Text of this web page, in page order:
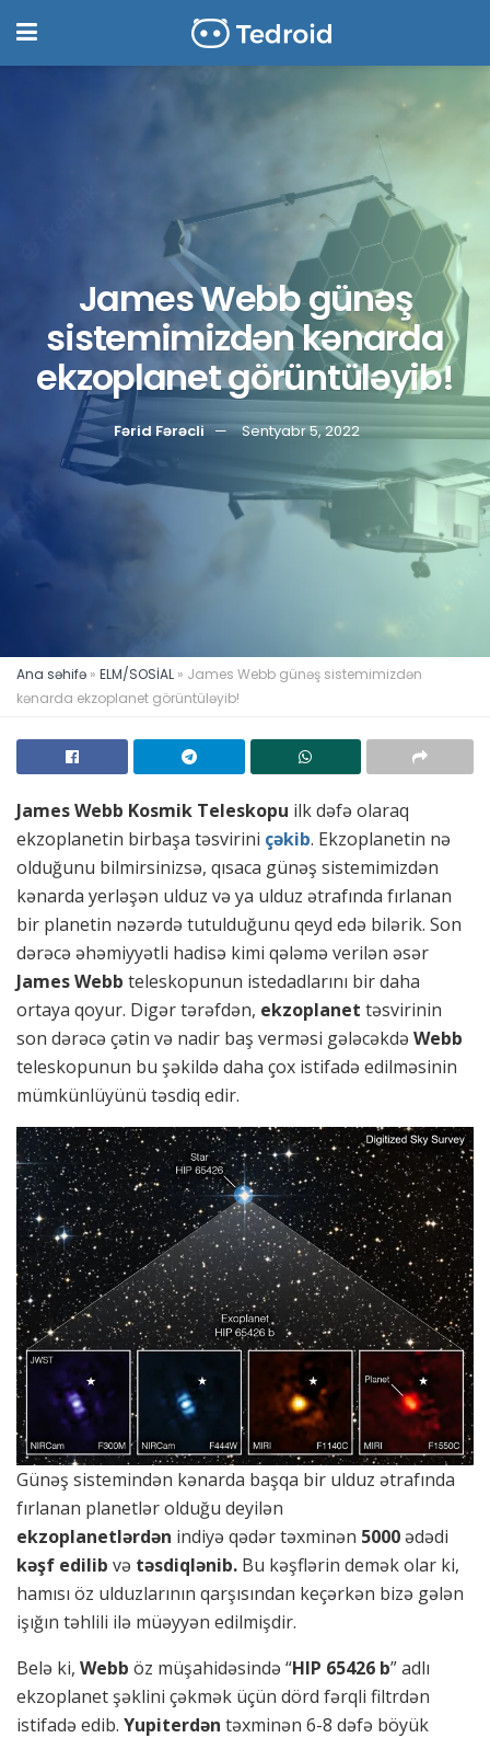
James Webb günəş
sistemimizdən kənarda
ekzoplanet görüntüləyib!
Fərid Fərəcli Sentyabr 5, 2022
Ana səhifə » ELM/SOSİAL » James Webb günəş sistemimizdən
kənarda ekzoplanet görüntüləyib!
James Webb Kosmik Teleskopu ilk dəfə olaraq
ekzoplanetin birbaşa təsvirini çəkib. Ekzoplanetin nə
olduğunu bilmirsinizsə, qısaca günəş sistemimizdən
kənarda yerləşən ulduz və ya ulduz ətrafında fırlanan
bir planetin nəzərdə tutulduğunu qeyd edə bilərik. Son
dərəcə əhəmiyyətli hadisə kimi qələmə verilən əsər
James Webb teleskopunun istedadlarını bir daha
ortaya qoyur. Digər tərəfdən, ekzoplanet təsvirinin
son dərəcə çətin və nadir baş verməsi gələcəkdə Webb
teleskopunun bu şəkildə daha çox istifadə edilməsinin
mümkünlüyünü təsdiq edir.
Günəş sistemindən kənarda başqa bir ulduz ətrafında
fırlanan planetlər olduğu deyilən
ekzoplanetlərdən indiyə qədər təxminən 5000ədədi
kəşf edilib və təsdiqlənib. Bu kəşflərin demək olar ki,
hamısı öz ulduzlarının qarşısından keçərkən bizə gələn
işığın təhlili ilə müəyyən edilmişdir.
Belə ki, Webb öz müşahidəsində “HIP 65426 b” adlı
ekzoplanet şəklini çəkmək üçün dörd fərqli filtrdən
istifadə edib. Yupiterdən təxminən 6-8 dəfə böyük